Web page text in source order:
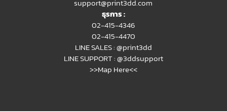
support@print3dd.com
ธุรการ :
02-415-4346
02-415-4470
LINE SALES :@print3dd
LINE SUPPORT :@3ddsupport
>>Map Here<<